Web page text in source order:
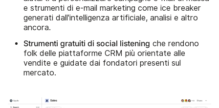
e strumenti di e-mail marketing come ice breaker
generati dall'intelligenza artificiale, analisi e altro
ancora.
Strumenti gratuiti di social listening che rendono
folk delle piattaforme CRM più orientate alle
vendite e guidate dai fondatori presenti sul
mercato.